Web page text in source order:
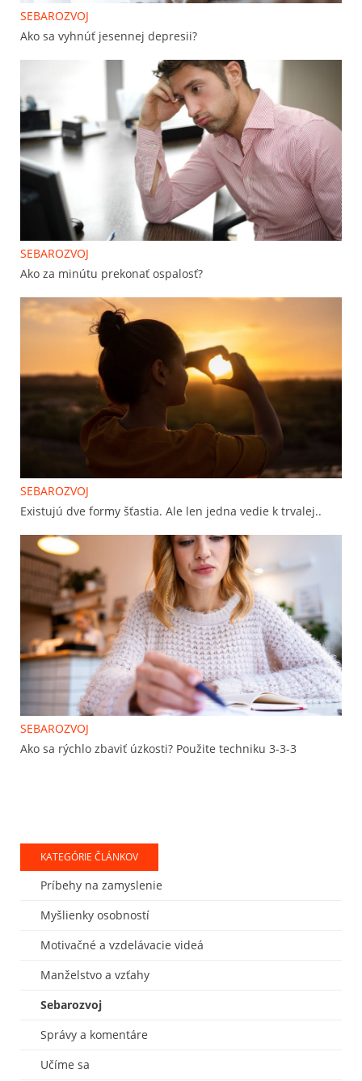
SEBAROZVOJ
Ako sa vyhnúť jesennej depresii?
SEBAROZVOJ
Ako za minútu prekonať ospalosť?
SEBAROZVOJ
Existujú dve formy šťastia. Ale len jedna vedie k trvalej..
SEBAROZVOJ
Ako sa rýchlo zbaviť úzkosti? Použite techniku 3-3-3
KATEGÓRIE ČLÁNKOV
Príbehy na zamyslenie
Myšlienky osobností
Motivačné a vzdelávacie videá
Manželstvo a vzťahy
Sebarozvoj
Správy a komentáre
Učíme sa